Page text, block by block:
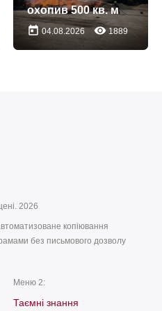
охопив 500 кв. м
today 04.08.2026 remove_red_eye 1889
2026
копіювання
без письмового дозволу
Меню 2:
Таємні знання